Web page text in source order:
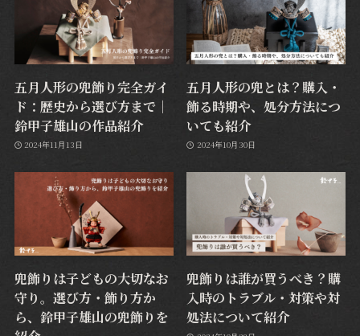
五月人形の兜飾り完全ガイ
ド：歴史から選び方まで｜
鈴甲子雄山の作品紹介
2024年11月13日
五月人形の兜とは？購入・
飾る時期や、処分方法につ
いても紹介
2024年10月30日
兜飾りは子どもの大切なお
守り。選び方・飾り方か
ら、鈴甲子雄山の兜飾りを
兜飾りは誰が買うべき？購
入時のトラブル・対策や対
処法について紹介